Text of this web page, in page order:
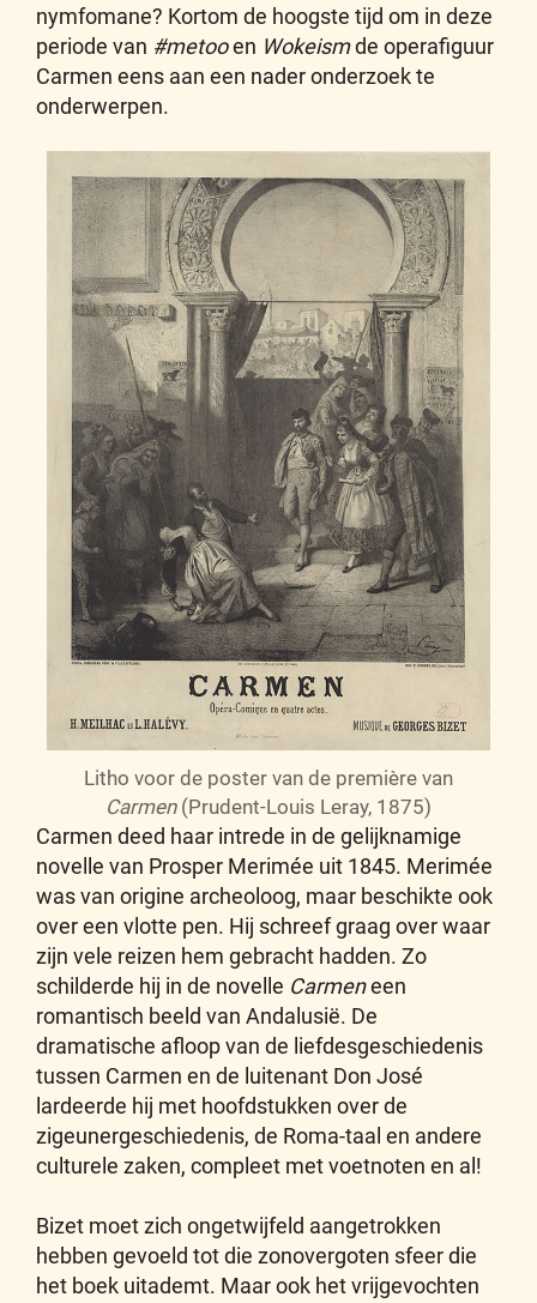
nymfomane? Kortom de hoogste tijd om in deze
periode van #metooen Wokeismde operafiguur
Carmen eens aan een nader onderzoek te
onderwerpen.
Litho voor de poster van de première van
Carmen(Prudent-Louis Leray, 1875)
Carmen deed haar intrede in de gelijknamige
novelle van Prosper Merimée uit 1845. Merimée
was van origine archeoloog, maar beschikte ook
over een vlotte pen. Hij schreef graag over waar
zijn vele reizen hem gebracht hadden. Zo
schilderde hij in de novelle Carmeneen
romantisch beeld van Andalusië. De
dramatische afloop van de liefdesgeschiedenis
tussen Carmen en de luitenant Don José
lardeerde hij met hoofdstukken over de
zigeunergeschiedenis, de Roma-taal en andere
culturele zaken, compleet met voetnoten en al!
Bizet moet zich ongetwijfeld aangetrokken
hebben gevoeld tot die zonovergoten sfeer die
het boek uitademt. Maar ook het vrijgevochten